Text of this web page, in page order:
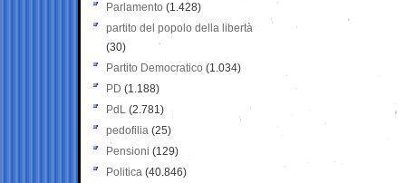
Parlamento (1.428)
partito del popolo della libertà
(30)
Partito Democratico (1.034)
PD (1.188)
PdL (2.781)
pedofilia (25)
Pensioni (129)
Politica (40.846)